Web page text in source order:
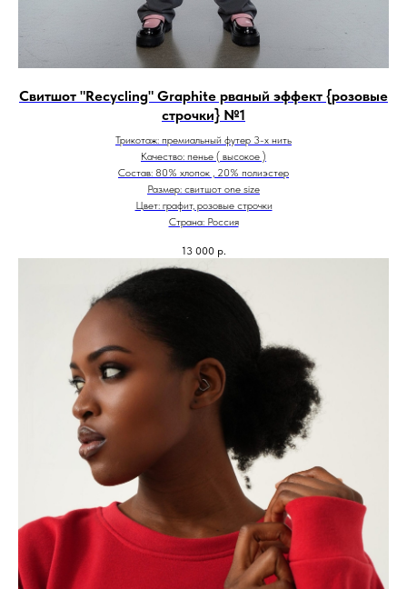
Свитшот "Recycling" Graphite рваный эффект {розовые
строчки} №1
Трикотаж: премиальный футер 3-х нить
Качество: пенье ( высокое )
Состав: 80% хлопок , 20% полиэстер
Размер: свитшот one size
Цвет: графит, розовые строчки
Страна: Россия
13 000 р.